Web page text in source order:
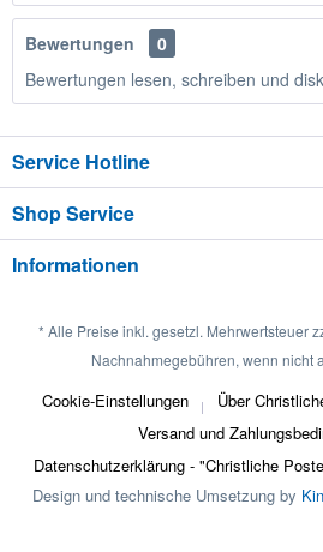
Bewertungen
0
Bewertungen lesen, schreiben und
Service Hotline
Shop Service
Informationen
* Alle Preise inkl. gesetzl. Mehrwertsteuer
Nachnahmegebühren, wenn nicht
Cookie-Einstellungen Über
Versand und
Datenschutzerklärung - "Christliche
Design und technische Umsetzung by